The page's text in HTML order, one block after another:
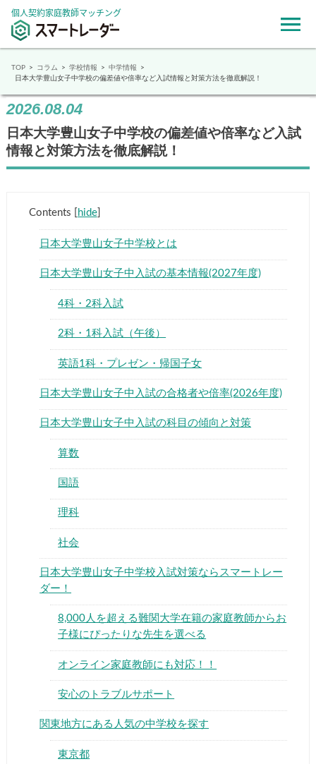
個人契約家庭教師マッチング
▶
▶
TOP コラム 学校情報
中学情報
日本大学豊山女子中学校の偏差値や倍率など入試情報と対策方法を徹底解説！
2026.08.04
日本大学豊山女子中学校の偏差値や倍率など入試
情報と対策方法を徹底解説！
Contents hide]
日本大学豊山女子中学校とは
日本大学豊山女子中入試の基本情報(2027年度)
4科・2科入試
2科・1科入試（午後）
英語1科・プレゼン・帰国子女
日本大学豊山女子中入試の合格者や倍率(2026年度)
日本大学豊山女子中入試の科目の傾向と対策
算数
国語
理科
社会
日本大学豊山女子中学校入試対策ならスマートレー
ダー！
8,000人を超える難関大学在籍の家庭教師からお
子様にぴったりな先生を選べる
オンライン家庭教師にも対応！！
安心のトラブルサポート
関東地方にある人気の中学校を探す
東京都